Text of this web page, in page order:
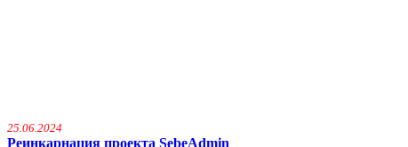
25.06.2024
Реинкарнация проекта SebeAdmin